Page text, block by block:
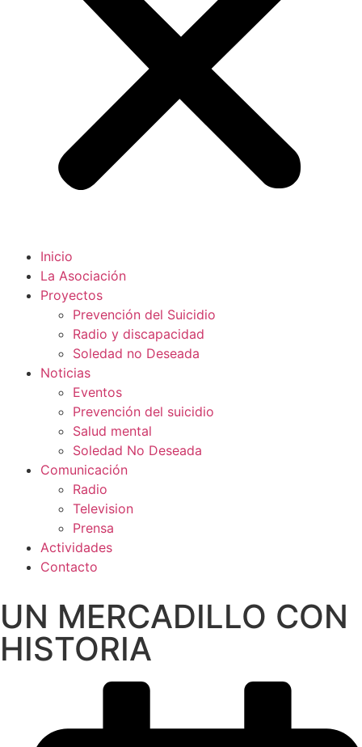
Inicio
La Asociación
Proyectos
Prevención del Suicidio
Radio y discapacidad
Soledad no Deseada
Noticias
Eventos
Prevención del suicidio
Salud mental
Soledad No Deseada
Comunicación
Radio
Television
Prensa
Actividades
Contacto
UN MERCADILLO CON
HISTORIA